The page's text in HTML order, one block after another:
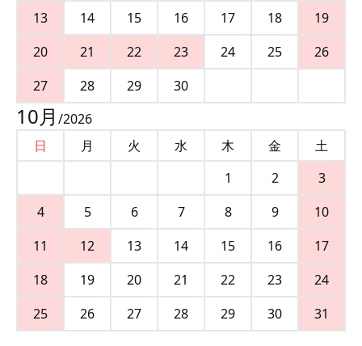
13
14 15 16 17 18
19
20
21 22 23 24 25
26
27
28 29 30
10月 /2026
日
月 火 水 木 金
土
1
2
3
4
5 6 7 8 9
10
11
12 13 14 15 16
17
18
19 20 21 22 23
24
25
26 27 28 29 30 31